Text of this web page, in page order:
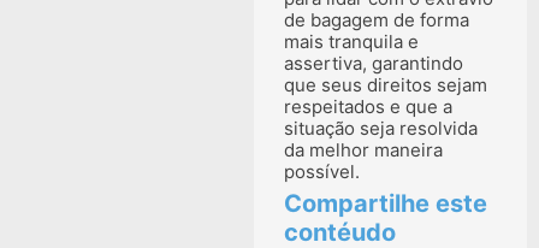
de bagagem de forma
mais tranquila e
assertiva, garantindo
que seus direitos sejam
respeitados e que a
situação seja resolvida
da melhor maneira
possível.
Compartilhe este
contéudo